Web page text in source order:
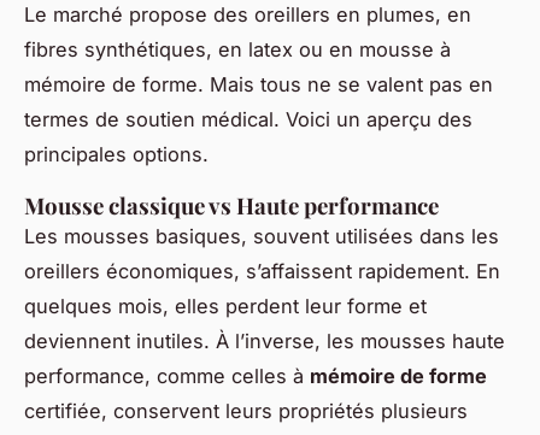
Le marché propose des oreillers en plumes, en
fibres synthétiques, en latex ou en mousse à
mémoire de forme. Mais tous ne se valent pas en
termes de soutien médical. Voici un aperçu des
principales options.
Mousse classique vs Haute performance
Les mousses basiques, souvent utilisées dans les
oreillers économiques, s’affaissent rapidement. En
quelques mois, elles perdent leur forme et
deviennent inutiles. À l’inverse, les mousses haute
performance, comme celles à mémoire de forme
certifiée, conservent leurs propriétés plusieurs